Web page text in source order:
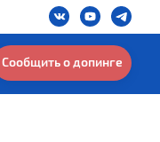
Сообщить о допинге